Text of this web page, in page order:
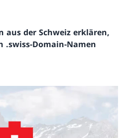
aus der Schweiz erklären,
.swiss-Domain-Namen